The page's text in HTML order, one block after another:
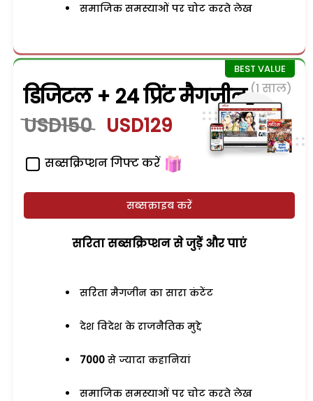
समाजिक समस्याओं पर चोट करते लेख
डिजिटल + 24 प्रिंट मैगजीन (1 साल)
USD150 USD129
सब्सक्रिप्शन गिफ्ट करें
सब्सक्राइब करें
सरिता सब्सक्रिप्शन से जुड़ेें और पाएं
सरिता मैगजीन का सारा कंटेंट
देश विदेश के राजनैतिक मुद्दे
7000 से ज्यादा कहानियां
समाजिक समस्याओं पर चोट करते लेख